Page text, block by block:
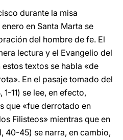
durante la misa
en Santa Marta se
del hombre de fe. El
lectura y el Evangelio del
textos se habla «de
En el pasaje tomado del
11) se lee, en efecto,
que «fue derrotado en
Filisteos» mientras que en
40-45) se narra, en cambio,